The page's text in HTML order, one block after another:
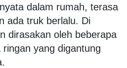
dalam rumah, terasa
ada truk berlalu. Di
dirasakan oleh beberapa
yang digantung